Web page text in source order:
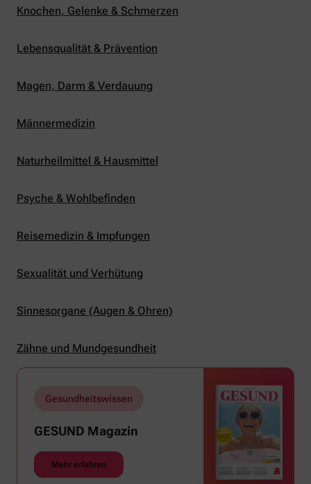
Knochen, Gelenke & Schmerzen
Lebensqualität & Prävention
Magen, Darm & Verdauung
Männermedizin
Naturheilmittel & Hausmittel
Psyche & Wohlbefinden
Reisemedizin & Impfungen
Sexualität und Verhütung
Sinnesorgane (Augen & Ohren)
Zähne und Mundgesundheit
Gesundheitswissen
GESUND Magazin
Mehr erfahren